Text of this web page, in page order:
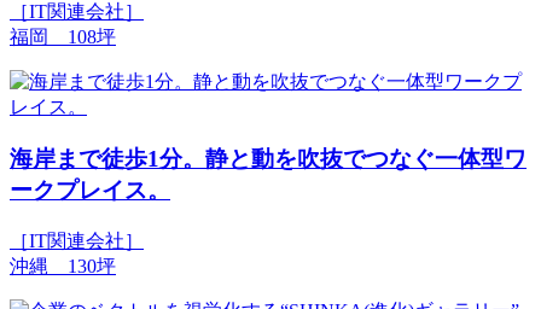
［IT関連会社］
福岡 108坪
海岸まで徒歩1分。静と動を吹抜でつなぐ一体型ワ
ークプレイス。
［IT関連会社］
沖縄 130坪